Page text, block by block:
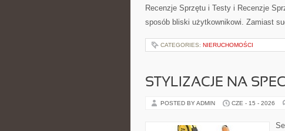
Recenzje Sprzętu i Testy i Recenzje
sposób bliski użytkownikowi. Zamiast
CATEGORIES: NIERUCHOMOŚCI
STYLIZACJE NA
POSTED BY ADMIN CZE - 15 - 2026